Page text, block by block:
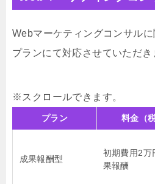
Webマーケティングコンサル
プランにて対応させていただき
プラン 料金（税
成果報酬型
初期費用2万
果報酬